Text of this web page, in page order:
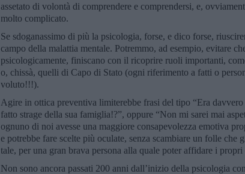
assetato di volontà di comprendere e comprendersi, e,
molto complicato.
Se sdoganassimo di più la psicologia, forse, e dico forse,
campo della malattia mentale. Potremmo, ad esempio, evitare
psicologicamente, finiscano con il ricoprire ruoli importanti,
o, chissà, quelli di Capo di Stato (ogni riferimento a fatti o
voluto!!!).
Agire in ottica preventiva limiterebbe frasi del tipo “Era davvero
fatto strage della sua famiglia!?”, oppure “Non mi sarei mai
ognuno di noi avesse una maggiore consapevolezza emotiva
e potrebbe fare scelte più oculate, senza scambiare un folle che
tale, per una gran brava persona alla quale poter affidare i
Non sono ancora passati 200 anni dall’inizio della psicologia